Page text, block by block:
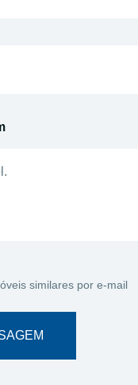
similares por e-mail